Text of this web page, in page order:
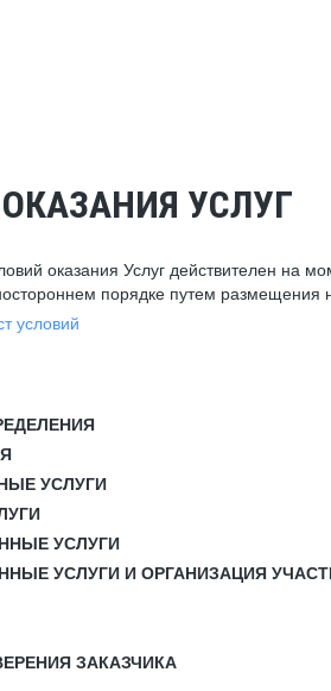
УСЛУГ
оказания Услуг действителен на
порядке путем размещения
условий
УСЛУГИ
УСЛУГИ
УСЛУГИ И ОРГАНИЗАЦИЯ
ЗАКАЗЧИКА